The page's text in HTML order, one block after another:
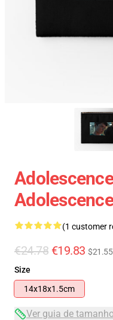
(1 customer
€24.78 €19.83 $21.55
Size
14x18x1.5cm
Ver guia de